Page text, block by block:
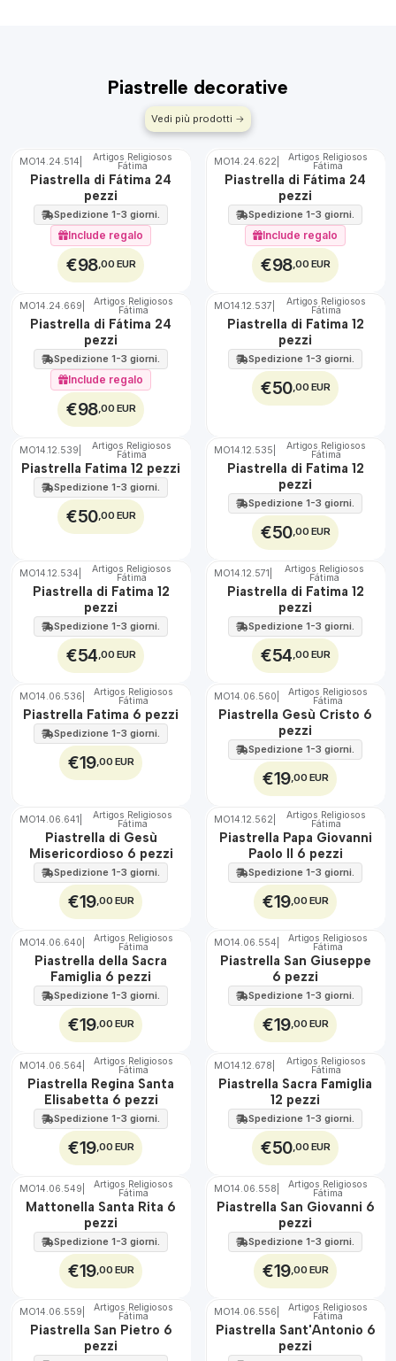
Piastrelle decorative
Vedi più prodotti
🇵🇹
100%
MO14.24.514 Artigos Religiosos
Fátima
Piastrella di Fátima 24
pezzi
Spedizione 1-3 giorni.
Include regalo
€98,00 EUR
🇵🇹
100%
MO14.24.622 Artigos Religiosos
Fátima
Piastrella di Fátima 24
pezzi
Spedizione 1-3 giorni.
Include regalo
€98,00 EUR
🇵🇹
100%
MO14.24.669 Artigos Religiosos
Fátima
Piastrella di Fátima 24
pezzi
Spedizione 1-3 giorni.
Include regalo
€98,00 EUR
🇵🇹
100%
MO14.12.537 Artigos Religiosos
Fátima
Piastrella di Fatima 12
pezzi
Spedizione 1-3 giorni.
€50,00 EUR
🇵🇹
100%
EST.
MO14.12.539 Artigos Religiosos
Fátima
Piastrella Fatima 12 pezzi
Spedizione 1-3 giorni.
€50,00 EUR
🇵🇹
100%
MO14.12.535 Artigos Religiosos
Fátima
Piastrella di Fatima 12
pezzi
Spedizione 1-3 giorni.
€50,00 EUR
🇵🇹
100%
MO14.12.534 Artigos Religiosos
Fátima
Piastrella di Fatima 12
pezzi
Spedizione 1-3 giorni.
€54,00 EUR
🇵🇹
100%
MO14.12.571 Artigos Religiosos
Fátima
Piastrella di Fatima 12
pezzi
Spedizione 1-3 giorni.
€54,00 EUR
🇵🇹
100%
Torna in alto
EST.
MO14.06.536 Artigos Religiosos
Fátima
Piastrella Fatima 6 pezzi
Spedizione 1-3 giorni.
€19,00 EUR
🇵🇹
100%
MO14.06.560 Artigos Religiosos
Fátima
Piastrella Gesù Cristo 6
pezzi
Spedizione 1-3 giorni.
€19,00 EUR
🇵🇹
100%
EST.
MO14.06.641 Artigos Religiosos
Fátima
Piastrella di Gesù
Misericordioso 6 pezzi
Spedizione 1-3 giorni.
€19,00 EUR
🇵🇹
100%
EST.
MO14.12.562 Artigos Religiosos
Fátima
Piastrella Papa Giovanni
Paolo II 6 pezzi
Spedizione 1-3 giorni.
€19,00 EUR
🇵🇹
100%
EST.
MO14.06.640 Artigos Religiosos
Fátima
Piastrella della Sacra
Famiglia 6 pezzi
Spedizione 1-3 giorni.
€19,00 EUR
🇵🇹
100%
MO14.06.554 Artigos Religiosos
Fátima
Piastrella San Giuseppe
6 pezzi
Spedizione 1-3 giorni.
€19,00 EUR
🇵🇹
100%
EST.
MO14.06.564 Artigos Religiosos
Fátima
Piastrella Regina Santa
Elisabetta 6 pezzi
Spedizione 1-3 giorni.
€19,00 EUR
🇵🇹
100%
MO14.12.678 Artigos Religiosos
Fátima
Piastrella Sacra Famiglia
12 pezzi
Spedizione 1-3 giorni.
€50,00 EUR
🇵🇹
100%
MO14.06.549 Artigos Religiosos
Fátima
Mattonella Santa Rita 6
pezzi
Spedizione 1-3 giorni.
€19,00 EUR
🇵🇹
100%
MO14.06.558 Artigos Religiosos
Fátima
Piastrella San Giovanni 6
pezzi
Spedizione 1-3 giorni.
€19,00 EUR
🇵🇹
100%
MO14.06.559 Artigos Religiosos
Fátima
Piastrella San Pietro 6
pezzi
🇵🇹
100%
MO14.06.556 Artigos Religiosos
Fátima
Piastrella Sant'Antonio 6
pezzi